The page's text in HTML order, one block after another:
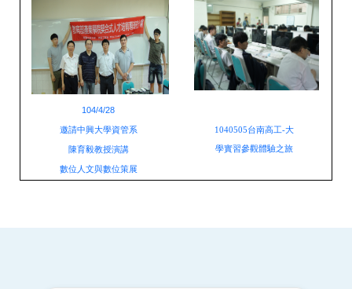
104/4/28
邀請中興大學資管系
陳育毅教授演講
數位人文與數位策展
1040505台南高工-大
學實習參觀體驗之旅